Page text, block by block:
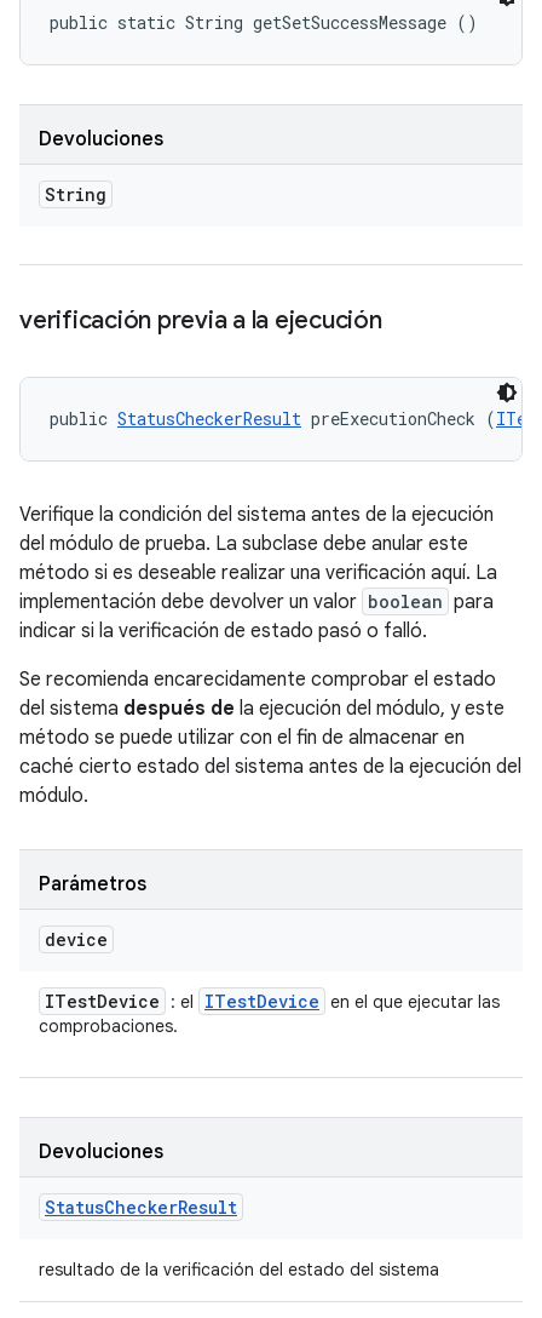
public static String getSetSuccessMessage ()
Devoluciones
String
verificación previa a la ejecución
public StatusCheckerResult preExecutionCheck (
Verifique la condición del sistema antes de la ejecución
del módulo de prueba. La subclase debe anular este
método si es deseable realizar una verificación aquí. La
implementación debe devolver un valor boolean para
indicar si la verificación de estado pasó o falló.
Se recomienda encarecidamente comprobar el estado
del sistema después de la ejecución del módulo, y este
método se puede utilizar con el fin de almacenar en
caché cierto estado del sistema antes de la ejecución del
módulo.
Parámetros
device
ITestDevice : el ITestDevice en el que ejecutar las
comprobaciones.
Devoluciones
StatusCheckerResult
resultado de la verificación del estado del sistema